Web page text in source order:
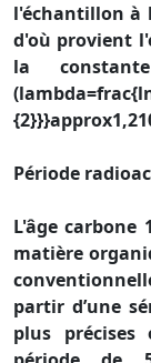
l'échantillon à
d'où provient
la
Période
L'âge
matière
partir d’une
plus